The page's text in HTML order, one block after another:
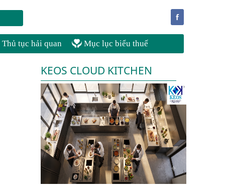
f
Thủ tục hải quan Mục lục biểu thuế
KEOS CLOUD KITCHEN